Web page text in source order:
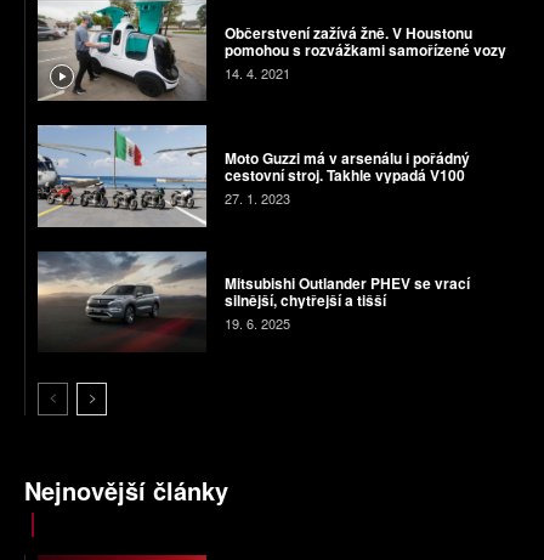
Občerstvení zažívá žně. V Houstonu
pomohou s rozvážkami samořízené vozy
14. 4. 2021
Moto Guzzi má v arsenálu i pořádný
cestovní stroj. Takhle vypadá V100
27. 1. 2023
Mitsubishi Outlander PHEV se vrací
silnější, chytřejší a tišší
19. 6. 2025
Nejnovější články